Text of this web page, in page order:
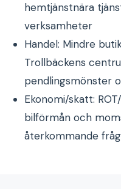
hemtjänstnära
verksamheter
Handel: Mindre
Trollbäckens
pendlingsmönster
Ekonomi/skatt:
bilförmån och
återkommande